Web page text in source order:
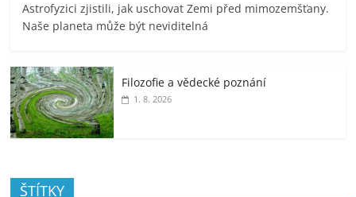
Astrofyzici zjistili, jak uschovat Zemi před mimozemšťany.
Naše planeta může být neviditelná
Filozofie a vědecké poznání
1. 8. 2026
ŠTÍTKY